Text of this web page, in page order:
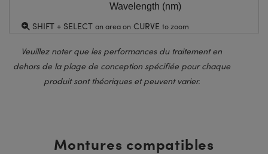
Wavelength (nm)
SHIFT + SELECT an area on CURVE to zoom
Veuillez noter que les performances du traitement en
dehors de la plage de conception spécifiée pour chaque
produit sont théoriques et peuvent varier.
Montures compatibles